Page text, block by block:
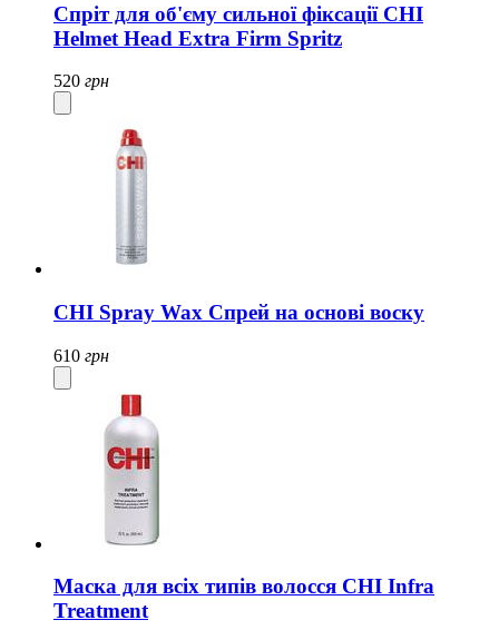
Спріт для об'єму сильної фіксації CHI
Helmet Head Extra Firm Spritz
520 грн
CHI Spray Wax Спрей на основі воску
610 грн
Маска для всіх типів волосся CHI Infra
Treatment